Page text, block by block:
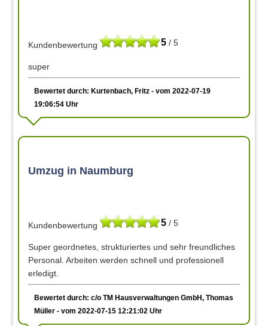
5 / 5
Kundenbewertung
super
Bewertet durch: Kurtenbach, Fritz - vom 2022-07-19
19:06:54 Uhr
Umzug in Naumburg
5 / 5
Kundenbewertung
Super geordnetes, strukturiertes und sehr freundliches
Personal. Arbeiten werden schnell und professionell
erledigt.
Bewertet durch: c/o TM Hausverwaltungen GmbH, Thomas
Müller - vom 2022-07-15 12:21:02 Uhr